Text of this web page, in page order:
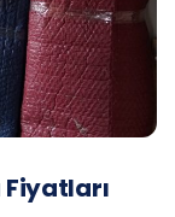
Fiyatları